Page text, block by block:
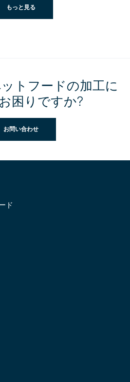
もっと見る
トフードの加工に
困りですか?
お問い合わせ
ド